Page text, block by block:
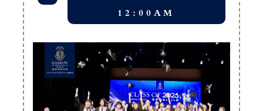
12:00AM